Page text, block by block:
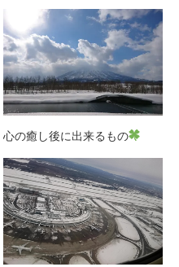
心の癒し後に出来るもの